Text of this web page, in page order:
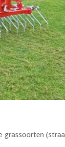
grassoorten